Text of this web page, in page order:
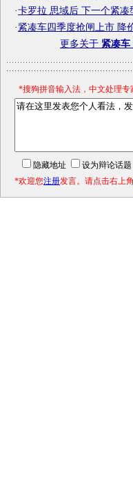
·卡罗拉 思域后 下一个紧凑
·紧凑车四季度抢闸上市 降
更多关于 紧凑
*搜狗拼音输入法，中文处理专
隐藏地址
设为辩论话题
*欢迎您注册发言。请点击右上角